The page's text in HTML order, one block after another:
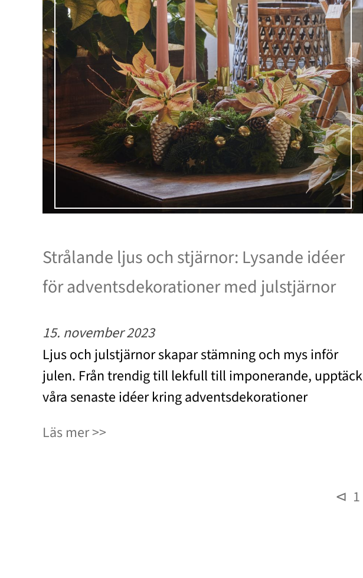
Strålande ljus och stjärnor: Lysande idéer
för adventsdekorationer med julstjärnor
15. november 2023
Ljus och julstjärnor skapar stämning och mys inför
julen. Från trendig till lekfull till imponerande, upptäck
våra senaste idéer kring adventsdekorationer
Läs mer
⊲ 1